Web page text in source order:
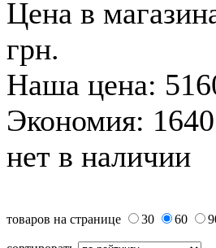
Цена в
грн.
Наша цена:
Экономия:
нет в наличии
товаров на странице 30 60